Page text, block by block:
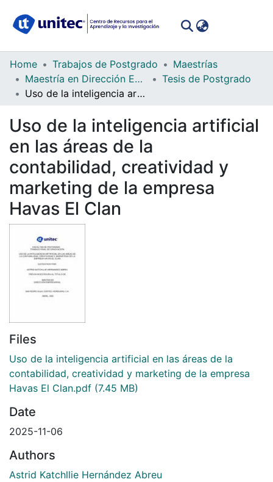
Communities
Collections
All of DSpace
Statistics
Home Trabajos de Postgrado
Maestrías
Maestría en Dirección Empresarial
Tesis de Postgrado
Uso de la inteligencia artificial en las áreas de la contabilidad, creatividad y marketing de la empresa Havas El Clan
Uso de la inteligencia artificial
en las áreas de la
contabilidad, creatividad y
marketing de la empresa
Havas El Clan
Files
Uso de la inteligencia artificial en las áreas de la
contabilidad, creatividad y marketing de la empresa
Havas El Clan.pdf (7.45 MB)
Date
2025-11-06
Authors
Astrid Katchllie Hernández Abreu